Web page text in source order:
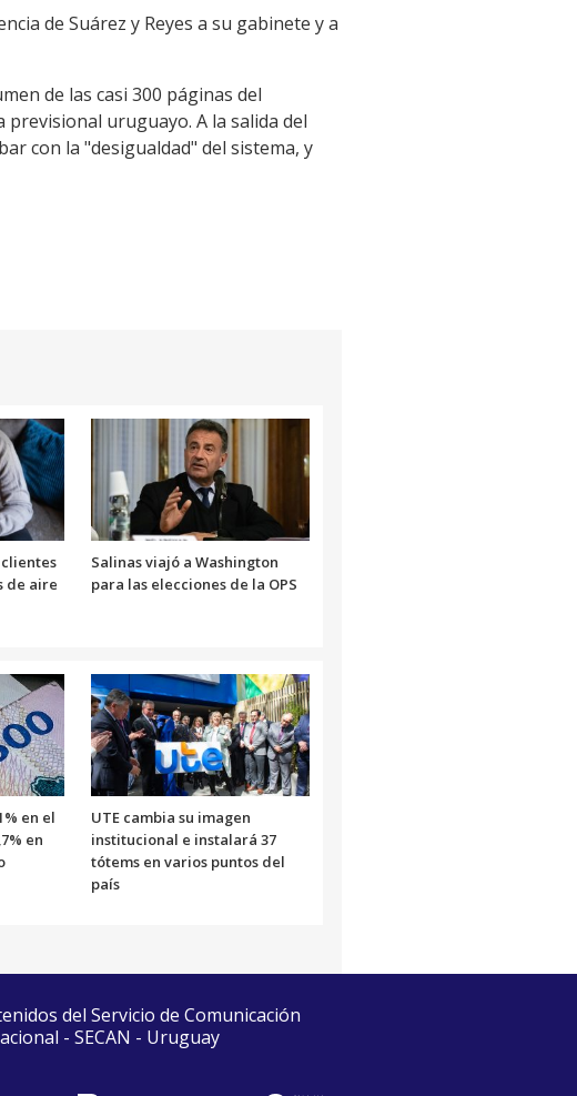
de Suárez y Reyes a su gabinete y a
de las casi 300 páginas del
uruguayo. A la salida del
con la "desigualdad" del sistema, y
de aire
Salinas viajó a Washington
para las elecciones de la OPS
en el
en
UTE cambia su imagen
institucional e instalará 37
tótems en varios puntos del
país
del Servicio de Comunicación
- SECAN - Uruguay